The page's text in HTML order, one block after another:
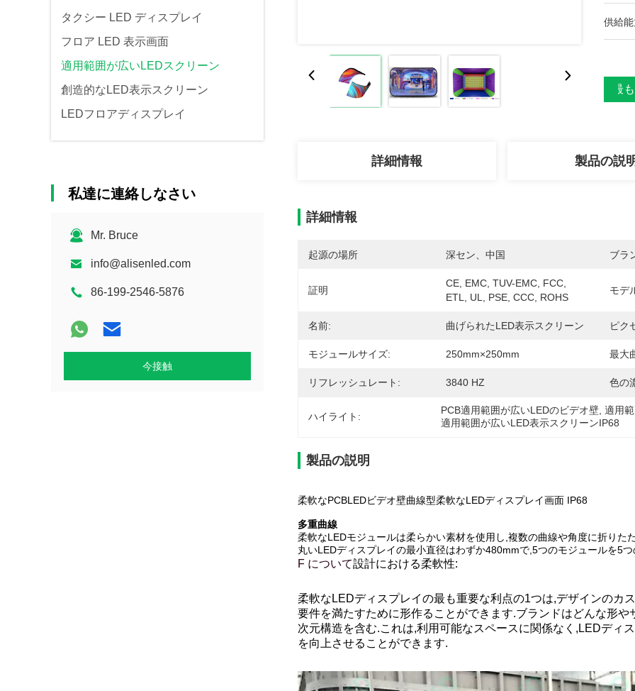
タクシー LED ディスプレイ
フロア LED 表示画面
適用範囲が広いLEDスクリーン
創造的なLED表示スクリーン
LEDフロアディスプレイ
私達に連絡しなさい
Mr. Bruce
info@alisenled.com
86-199-2546-5876
今接触
供給
最
詳細情報 製品の説
詳細情報
起源の場所 深セン、中国 ブラ
証明
CE, EMC, TUV-EMC, FCC,
ETL, UL, PSE, CCC, ROHS
モデ
名前: 曲げられたLED表示スクリーン ピク
モジュールサイズ: 250mm×250mm 最大
リフレッシュレート: 3840 HZ 色の
ハイライト:
PCB適用範囲が広いLEDのビデオ壁 , 適用
適用範囲が広いLED表示スクリーンIP68
製品の説明
柔軟なPCBLEDビデオ壁曲線型柔軟なLEDディスプレイ画面 IP68
多重曲線
柔軟なLEDモジュールは柔らかい素材を使用し,複数の曲線や角度に折りた
丸いLEDディスプレイの最小直径はわずか480mmで,5つのモジュールを5
F について設計における柔軟性:
柔軟なLEDディスプレイの最も重要な利点の1つは,デザインのカ
要件を満たすために形作ることができます.ブランドはどんな形
次元構造を含む.これは,利用可能なスペースに関係なく,LEDディ
を向上させることができます.